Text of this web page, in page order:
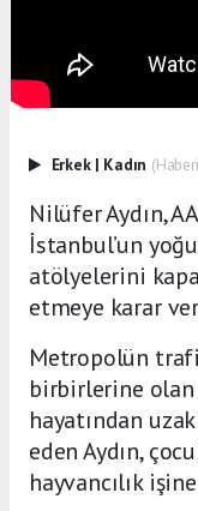
Erkek | Kadın
Nilüfer Aydın,
İstanbul’un
atölyelerini
etmeye karar
Metropolün
birbirlerine olan
hayatından
eden Aydın,
hayvancılık